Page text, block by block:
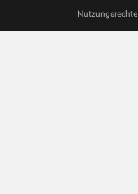
Nutzungsrechte